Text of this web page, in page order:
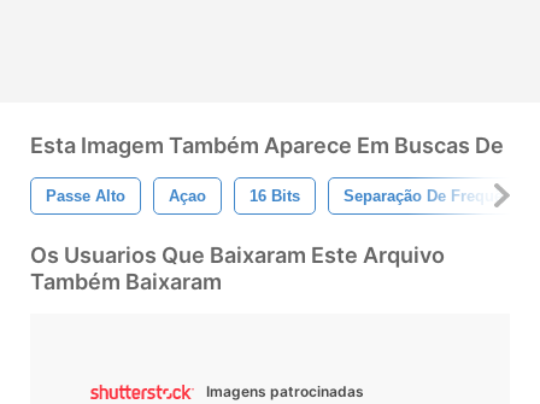
Esta Imagem Também Aparece Em Buscas De
Passe Alto Açao 16 Bits Separação De Frequência
Os Usuarios Que Baixaram Este Arquivo
Também Baixaram
Imagens patrocinadas